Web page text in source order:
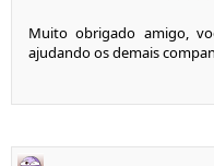
Muito obrigado amigo,
ajudando os demais